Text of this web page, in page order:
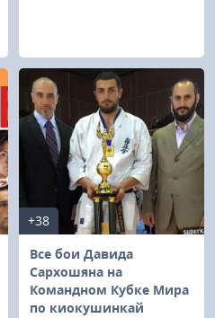
+38
Все бои Давида
Сархошяна на
Командном Кубке Мира
по киокушинкай